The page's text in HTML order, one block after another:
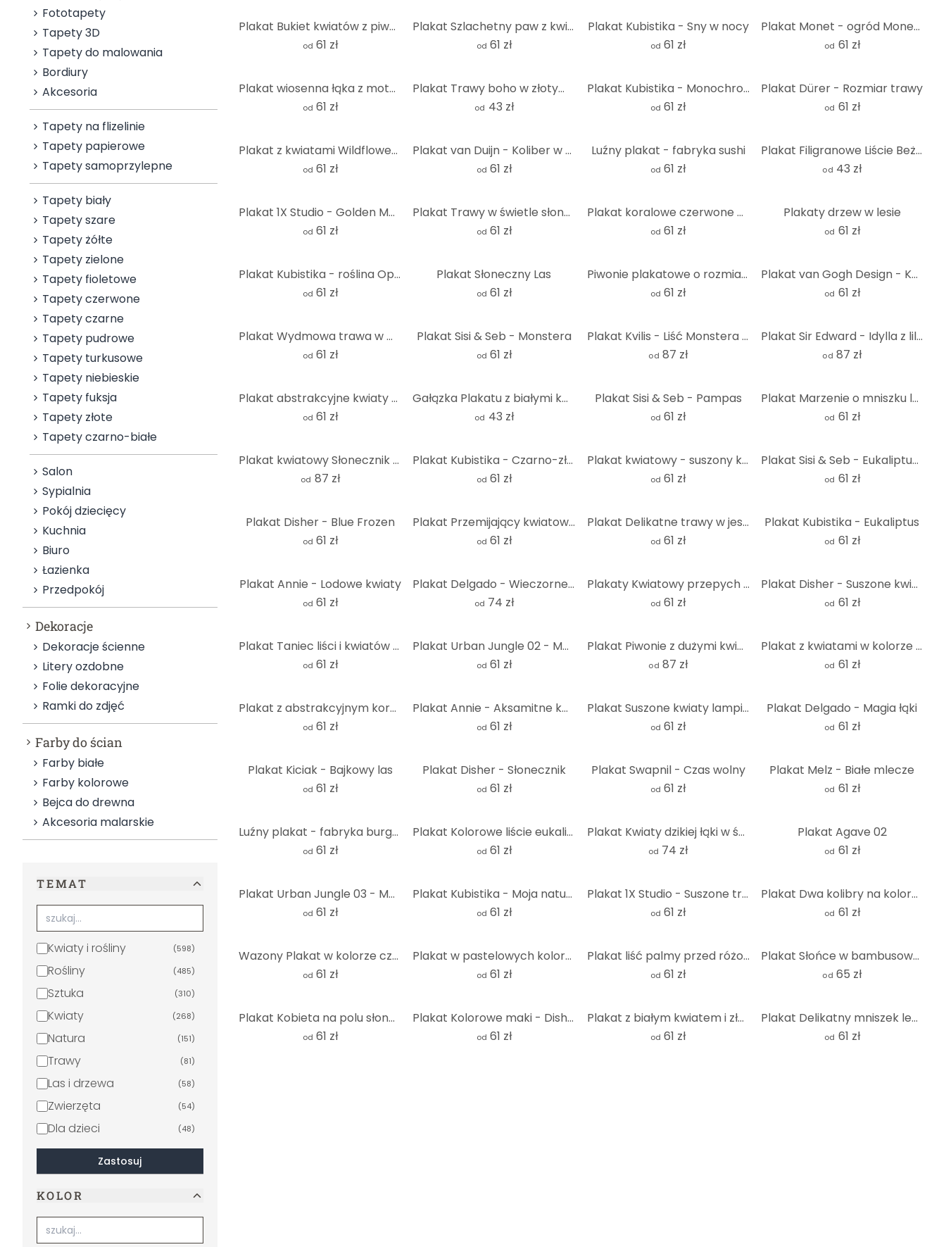
Fototapety
Tapety 3D
Tapety do malowania
Bordiury
Akcesoria
Tapety na flizelinie
Tapety papierowe
Tapety samoprzylepne
Tapety biały
Tapety szare
Tapety żółte
Tapety zielone
Tapety fioletowe
Tapety czerwone
Tapety czarne
Tapety pudrowe
Tapety turkusowe
Tapety niebieskie
Tapety fuksja
Tapety złote
Tapety czarno-białe
Salon
Sypialnia
Pokój dziecięcy
Kuchnia
Biuro
Łazienka
Przedpokój
Dekoracje
Dekoracje ścienne
Litery ozdobne
Folie dekoracyjne
Ramki do zdjęć
Farby do ścian
Farby białe
Farby kolorowe
Bejca do drewna
Akcesoria malarskie
TEMAT
Kwiaty i rośliny (598)
Rośliny (485)
Sztuka (310)
Kwiaty (268)
Natura (151)
Trawy (81)
Las i drzewa (58)
Zwierzęta (54)
Dla dzieci (48)
Palmy (46)
Dżungla (41)
Czarno-biały )
Boho (30)
Krajobrazy (20)
Zastosuj
KOLOR
Plakat Bukiet kwiatów z piwoniami - UN Designs
od 61 zł
Plakat Szlachetny paw z kwiatami - Haase
od 61 zł
Plakat Kubistika - Sny w nocy
od 61 zł
Plakat Monet - ogród Moneta w Vétheuil
od 61 zł
Plakat wiosenna łąka z motylami - UN Designs
od 61 zł
Plakat Trawy boho w złotym świetle - Treechild
od 43 zł
Plakat Kubistika - Monochromatica
od 61 zł
Plakat Dürer - Rozmiar trawy
od 61 zł
Plakat z kwiatami Wildflowers w kredowym kolorze Greige - Bloomery Decor
od 61 zł
Plakat van Duijn - Koliber w magii różowych kwiatów
od 61 zł
Luźny plakat - fabryka sushi
od 61 zł
Plakat Filigranowe Liście Beżowy - Treechild
od 43 zł
Plakat 1X Studio - Golden Monstera
od 61 zł
Plakat Trawy w świetle słonecznym
od 61 zł
Plakat koralowe czerwone maki - Treechild
od 61 zł
Plakaty drzew w lesie
od 61 zł
Plakat Kubistika - roślina Ophelia
od 61 zł
Plakat Słoneczny Las
od 61 zł
Piwonie plakatowe o rozmiarach kwiatów - SpaceFrog Designs
od 61 zł
Plakat van Gogh Design - Kwiat migdałowca
od 61 zł
Plakat Wydmowa trawa w wieczornym słońcu - Treechild
od 61 zł
Plakat Sisi & Seb - Monstera
od 61 zł
Plakat Kvilis - Liść Monstera - Okrągły
od 87 zł
Plakat Sir Edward - Idylla z lilią wodną w pastelach - Okrągły
od 87 zł
Plakat abstrakcyjne kwiaty w stylu retro - Treechild
od 61 zł
Gałązka Plakatu z białymi kwiatami wiśni - Sisi & Seb
od 43 zł
Plakat Sisi & Seb - Pampas
od 61 zł
Plakat Marzenie o mniszku lekarskim na wiosnę - Paksoylu
od 61 zł
Plakat kwiatowy Słonecznik - Okrągły - Disher
od 87 zł
Plakat Kubistika - Czarno-złoty eukaliptus
od 61 zł
Plakat kwiatowy - suszony kwiat w kolorze kremowym - Treechild
od 61 zł
Plakat Sisi & Seb - Eukaliptus: Kilka gałęzi
od 61 zł
Plakat Disher - Blue Frozen
od 61 zł
Plakat Przemijający kwiatowy splendor - Treechild
od 61 zł
Plakat Delikatne trawy w jesiennym świetle - Collins
od 61 zł
Plakat Kubistika - Eukaliptus
od 61 zł
Plakat Annie - Lodowe kwiaty
od 61 zł
Plakat Delgado - Wieczorne światło
od 74 zł
Plakaty Kwiatowy przepych w ciepłych pastelowych odcieniach | Plakaty kwiaty - Paksoylu
od 61 zł
Plakat Disher - Suszone kwiaty
od 61 zł
Plakat Taniec liści i kwiatów - Ristova
od 61 zł
Plakat Urban Jungle 02 - Monstera Deliciosa
od 61 zł
Plakat Piwonie z dużymi kwiatami - SpaceFrog Designs - Okrągły
od 87 zł
Plakat z kwiatami w kolorze beżowym - Bloomery Decor
od 61 zł
Plakat z abstrakcyjnym koralowcem Matisse'a - Costa
od 61 zł
Plakat Annie - Aksamitne kwiaty
od 61 zł
Plakat Suszone kwiaty lampionów - Disher
od 61 zł
Plakat Delgado - Magia łąki
od 61 zł
Plakat Kiciak - Bajkowy las
od 61 zł
Plakat Disher - Słonecznik
od 61 zł
Plakat Swapnil - Czas wolny
od 61 zł
Plakat Melz - Białe mlecze
od 61 zł
Luźny plakat - fabryka burgerów
od 61 zł
Plakat Kolorowe liście eukaliptusa - Sisi & Seb
od 61 zł
Plakat Kwiaty dzikiej łąki w świetle słońca - Talen
od 74 zł
Plakat Agave 02
od 61 zł
Plakat Urban Jungle 03 - Monstera Deliciosa
od 61 zł
Plakat Kubistika - Moja natura
od 61 zł
Plakat 1X Studio - Suszone trawy
od 61 zł
Plakat Dwa kolibry na kolorowej kwiatowej łące - Goed Blauw
od 61 zł
Wazony Plakat w kolorze czarnym i pomarańczowym - Kubistika
od 61 zł
Plakat w pastelowych kolorach
od 61 zł
Plakat liść palmy przed różową ścianą - Böhmer
od 61 zł
Plakat Słońce w bambusowym lesie - Panorama
od 65 zł
Plakat Kobieta na polu słoneczników - Goed Blauw
od 61 zł
Plakat Kolorowe maki - Disher
od 61 zł
Plakat z białym kwiatem i złotymi liśćmi - Arty Guava
od 61 zł
Plakat Delikatny mniszek lekarski
od 61 zł